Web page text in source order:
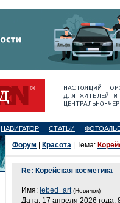
НАВИГАТОР СТАТЬИ
Форум Красота | Тема:
Re: Корейская косметика
Имя: lebed_art (Новичок)
Дата: 17 апреля 2026 года,